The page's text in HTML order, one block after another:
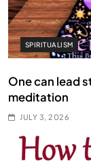
SPIRITUALISM
One can lead
meditation
JULY 3, 2026